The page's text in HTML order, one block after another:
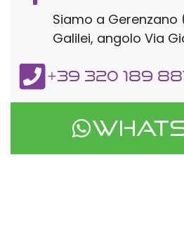
Siamo a Gerenzano
Galilei, angolo Via
+39 320 189